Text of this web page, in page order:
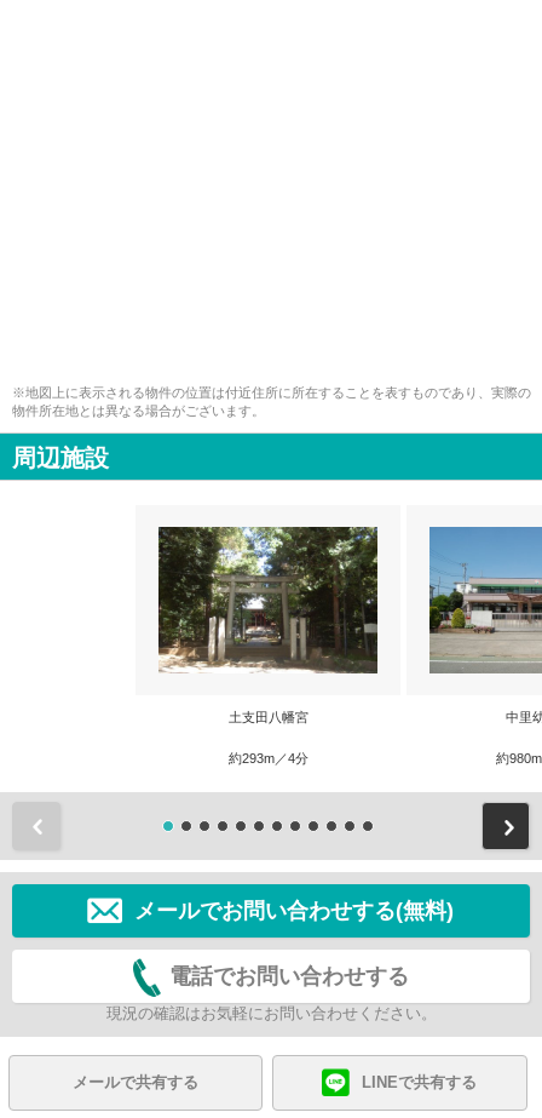
※地図上に表示される物件の位置は付近住所に所在することを表すものであり、実際の
物件所在地とは異なる場合がございます。
周辺施設
土支田八幡宮
約293m／4分
中里
約
メールでお問い合わせする(無料)
電話でお問い合わせする
現況の確認はお気軽にお問い合わせください。
メールで共有する LINEで共有する